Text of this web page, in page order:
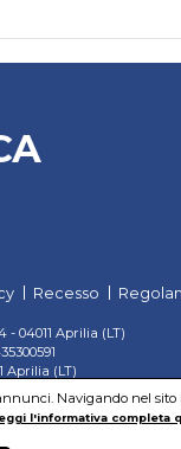
Recesso
- 04011 Aprilia (LT)
Aprilia (LT)
Navigando nel
l'informativa completa